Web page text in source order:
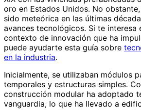
oro en Estados Unidos. No
sido meteórica en las últimas
avances tecnológicos. Si te interesa
contexto de innovación que ha
puede ayudarte esta guía sobre
en la industria.
Inicialmente, se utilizaban módulos
temporales y estructuras simples.
construcción modular ha adoptado
vanguardia, lo que ha llevado a